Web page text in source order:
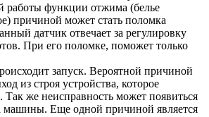
работы функции отжима (белье
причиной может стать поломка
датчик отвечает за регулировку
При его поломке, поможет только
запуск. Вероятной причиной
из строя устройства, которое
Так же неисправность может появиться
машины. Еще одной причиной является